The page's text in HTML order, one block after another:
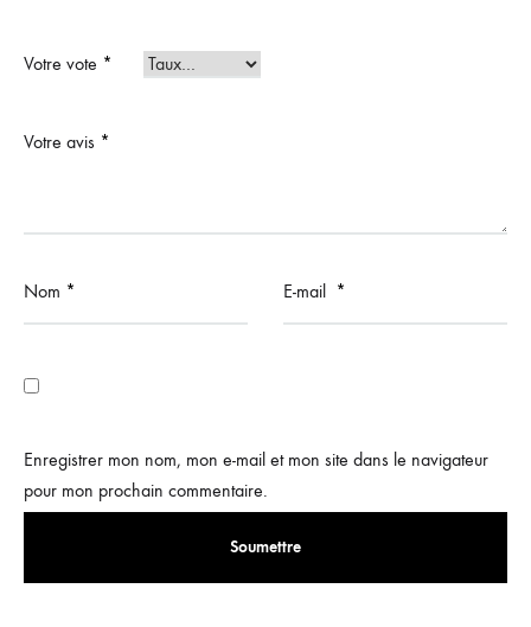
Votre vote *
Votre avis *
Nom * E-mail *
Enregistrer mon nom, mon e-mail et mon site dans le navigateur
pour mon prochain commentaire.